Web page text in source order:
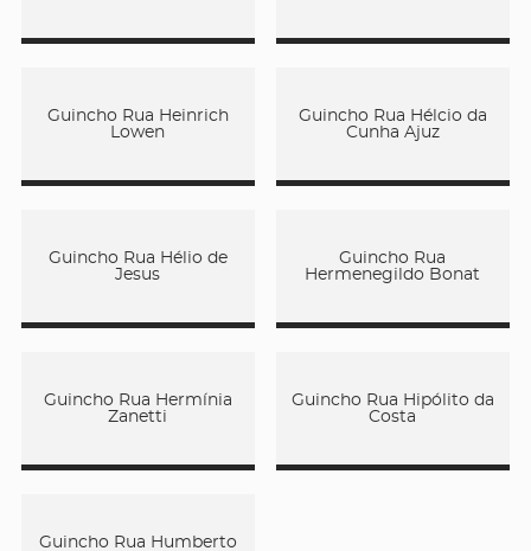
Guincho Rua Heinrich
Lowen
Guincho Rua Hélcio da
Cunha Ajuz
Guincho Rua Hélio de
Jesus
Guincho Rua
Hermenegildo Bonat
Guincho Rua Hermínia
Zanetti
Guincho Rua Hipólito da
Costa
Guincho Rua Humberto